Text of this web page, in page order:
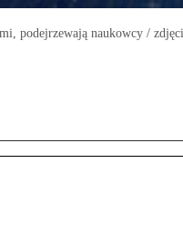
podejrzewają naukowcy /